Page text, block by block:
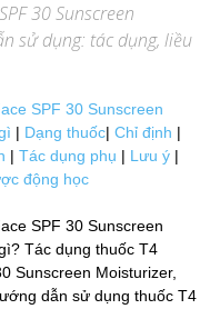
30 Sunscreen
sử dụng: tác dụng, liều
SPF 30 Sunscreen
| Dạng thuốc| Chỉ định |
| Tác dụng phụ | Lưu ý |
động học
SPF 30 Sunscreen
Tác dụng thuốc T4
Sunscreen Moisturizer,
dẫn sử dụng thuốc T4